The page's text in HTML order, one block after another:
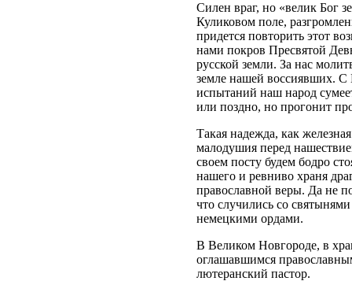
Силен враг, но «велик Бог
Куликовом поле,
придется повторить этот
нами покров Пресвятой
русской земли. За нас
земле нашей воссиявших.
испытаний наш народ
или поздно, но прогонит
Такая надежда, как
малодушия перед
своем посту будем бодро
нашего и ревниво храня
православной веры. Да не
что случились со
немецкими ордами.
В Великом Новгороде, в
оглашавшимся
лютеранский пастор.